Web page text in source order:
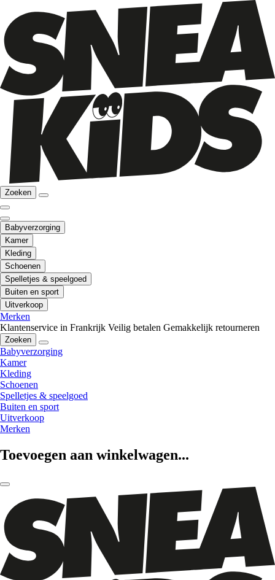
Zoeken
Babyverzorging
Kamer
Kleding
Schoenen
Spelletjes & speelgoed
Buiten en sport
Uitverkoop
Merken
Klantenservice in Frankrijk Veilig betalen Gemakkelijk retourneren
Zoeken
Babyverzorging
Kamer
Kleding
Schoenen
Spelletjes & speelgoed
Buiten en sport
Uitverkoop
Merken
Toevoegen aan winkelwagen...